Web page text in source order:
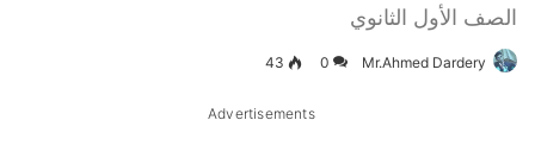
الصف الأول الثانوي
Mr.Ahmed Dardery
0
43
Advertisements